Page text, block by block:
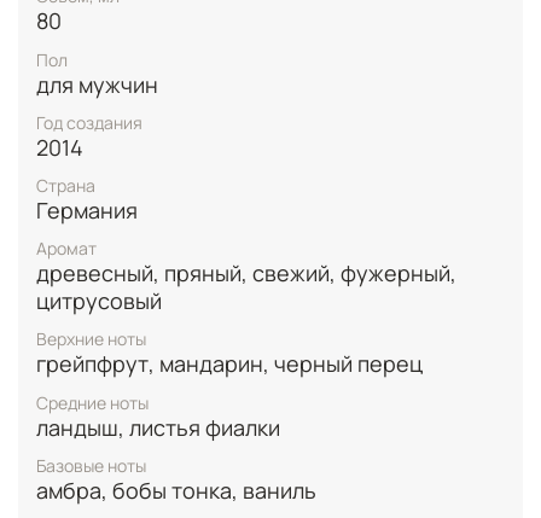
мягко очищает кожу и усиливает звучание
впечатление.
Этот набор идеально подойдёт для повседневного
использования и станет отличным подарком
мужчине, ценящему свежесть, энергетику и
современный стиль.
80
Пол
для мужчин
Год создания
2014
Страна
Германия
Аромат
древесный, пряный, свежий, фужерный,
цитрусовый
Верхние ноты
грейпфрут, мандарин, черный перец
Средние ноты
ландыш, листья фиалки
Базовые ноты
амбра, бобы тонка, ваниль